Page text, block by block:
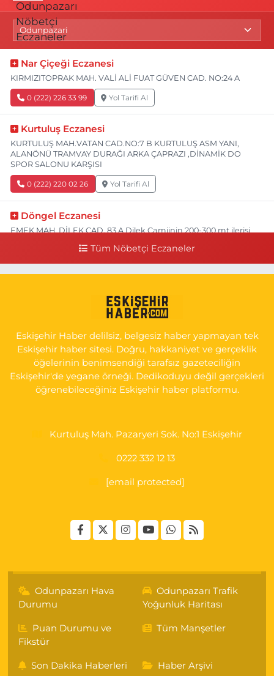
Nar Çiçeği Eczanesi
KIRMIZITOPRAK MAH. VALİ ALİ FUAT GÜVEN CAD. NO:24 A
0 (222) 226 33 99 Yol Tarifi Al
Kurtuluş Eczanesi
KURTULUŞ MAH.VATAN CAD.NO:7 B KURTULUŞ ASM YANI,
ALANÖNÜ TRAMVAY DURAĞI ARKA ÇAPRAZI ,DİNAMİK DO
SPOR SALONU KARŞISI
0 (222) 220 02 26 Yol Tarifi Al
Döngel Eczanesi
EMEK MAH. DİLEK CAD. 83 A Dilek Camiinin 200-300 mt ilerisi
İSTİKLAL MAH. ŞAİR FUZULİ CAD. NO:35 A HAVA HASTANESİ
KARŞI KÖŞESİ ŞAİR FUZULİ AİLE SAĞLIĞI MERKEZİ KARŞISI
0 (222) 230 11 31 Yol Tarifi Al
Tüm Nöbetçi Eczaneler
Eskişehir Haber delilsiz, belgesiz haber yapmayan tek
Eskişehir haber sitesi. Doğru, hakkaniyet ve gerçeklik
öğelerinin benimsendiği tarafsız gazeteciliğin
Eskişehir'de yegane örneği. Dedikoduyu değil gerçekleri
öğrenebileceğiniz Eskişehir haber platformu.
Kurtuluş Mah. Pazaryeri Sok. No:1 Eskişehir
0222 332 12 13
[email protected]
Odunpazarı Hava
Durumu
Odunpazarı Trafik
Yoğunluk Haritası
Puan Durumu ve
Fikstür
Tüm Manşetler
Son Dakika Haberleri Haber Arşivi